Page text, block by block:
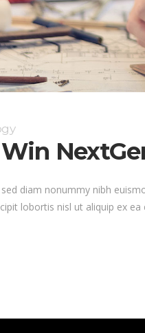
diam nonummy nibh
lobortis nisl ut aliquip ex